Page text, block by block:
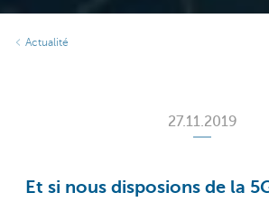
Actualité
27.11.2019
Et si nous disposions de la